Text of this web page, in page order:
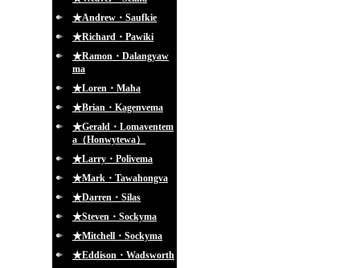
★Andrew・Saufkie
★Richard・Pawiki
★Ramon・Dalangyaw
ma
★Loren・Maha
★Brian・Kagenvema
★Gerald・Lomaventem
a（Honwytewa）
★Larry・Polivema
★Mark・Tawahongva
★Darren・Silas
★Steven・Sockyma
★Mitchell・Sockyma
★Eddison・Wadsworth